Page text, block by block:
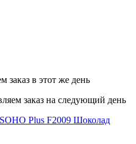
заказ в этот же день
заказ на следующий день